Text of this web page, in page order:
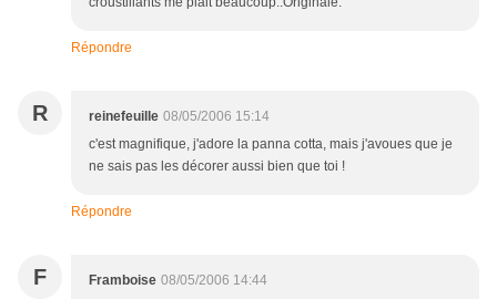
Répondre
R reinefeuille 08/05/2006 15:14
c'est magnifique, j'adore la panna cotta, mais j'avoues que je
ne sais pas les décorer aussi bien que toi !
Répondre
F Framboise 08/05/2006 14:44